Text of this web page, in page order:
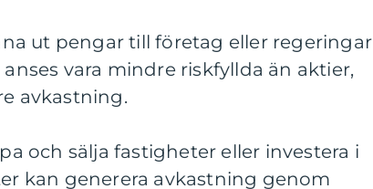
ut pengar till företag eller regeringar
vara mindre riskfyllda än aktier,
avkastning.
och sälja fastigheter eller investera i
kan generera avkastning genom